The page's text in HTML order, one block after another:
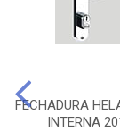
FECHADURA
INTERNA